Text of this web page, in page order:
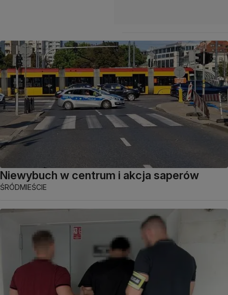
Niewybuch w centrum i akcja saperów
ŚRÓDMIEŚCIE